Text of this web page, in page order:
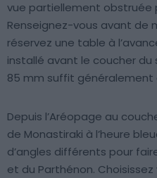
vue partiellement obstruée
Renseignez-vous avant de
réservez une table à
installé avant le coucher
85 mm suffit généralement
Depuis l’Aréopage au
de Monastiraki à l’heure
d’angles différents pour
et du Parthénon.